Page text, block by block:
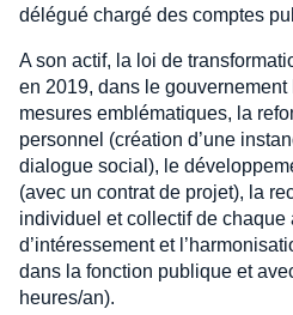
délégué chargé des comptes
A son actif, la loi de
en 2019, dans le
mesures emblématiques, la
personnel (création d’une
dialogue social), le
(avec un contrat de projet), la
individuel et collectif de chaque
d’intéressement et
dans la fonction publique et
heures/an).